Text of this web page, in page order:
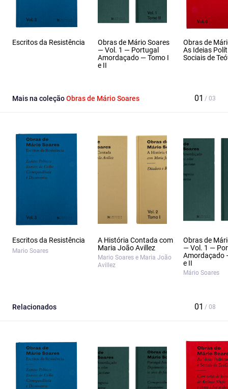
Escritos da Resistência
Obras de Mário Soares
— Vol. 1 — Portugal
Amordaçado — Tomo I
e II
Obras de
As Ideias
Sociais de
Mais na coleçãoObras de Mário Soares
Escritos da Resistência
Mario Soares
A História Contada com
Maria João Avillez
Mario Soares e Maria João
Avillez
Obras de
— Vol. 1 —
Amordaçado
e II
Mário Soares
Relacionados